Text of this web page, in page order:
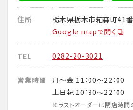
住所
栃木県栃木市箱森町41
Google mapで開く
TEL 0282-20-3021
営業時間
月～金 11：00～22：00
土日祝 10：30～22：00
※ラストオーダーは閉店時間